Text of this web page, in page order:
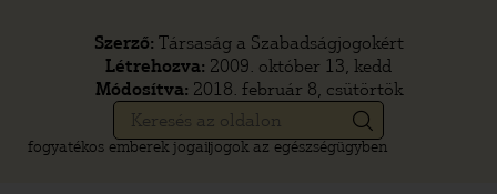
Szerző: Társaság a Szabadságjogokért
Létrehozva: 2009. október 13, kedd
Módosítva: 2018. február 8, csütörtök
fogyatékos emberek jogaijogok az egészségügyben